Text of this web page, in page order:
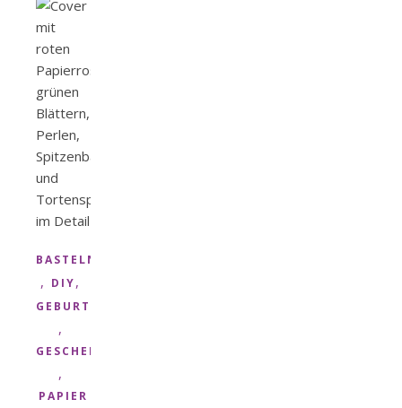
BASTELN
, DIY,
GEBURTSTAG
,
GESCHENK
,
PAPIER